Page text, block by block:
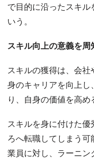
で目的に沿ったスキル
いう。
スキル向上の意義を周
スキルの獲得は、会社
身のキャリアを向上し
り、自身の価値を高め
スキルを身に付けた優
ろへ転職してしまう
業員に対し、ラーニン